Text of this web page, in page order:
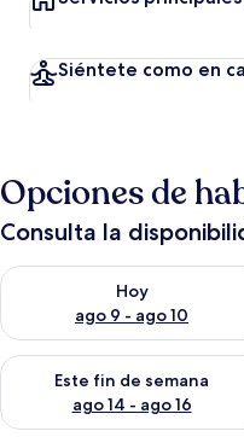
Siéntete como en
Opciones de
Consulta la
Hoy
ago 9 - ago 10
Consulta la disponibilidad
Este fin de semana
ago 14 - ago 16
Consulta la disponibilidad